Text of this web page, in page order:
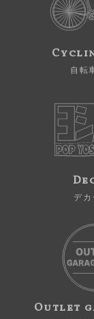
自転
デカ
Outlet